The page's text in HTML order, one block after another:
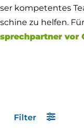
kompetentes
zu helfen.
vor
Filter